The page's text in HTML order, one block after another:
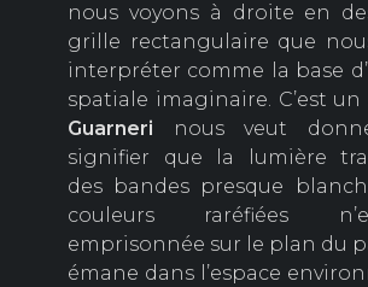
nous voyons à droite en
grille rectangulaire que
interpréter comme la base
spatiale imaginaire. C’est
Guarneri nous
veut
signifier que la lumière
des bandes presque
couleurs raréfiées
emprisonnée sur le plan du
émane dans l’espace